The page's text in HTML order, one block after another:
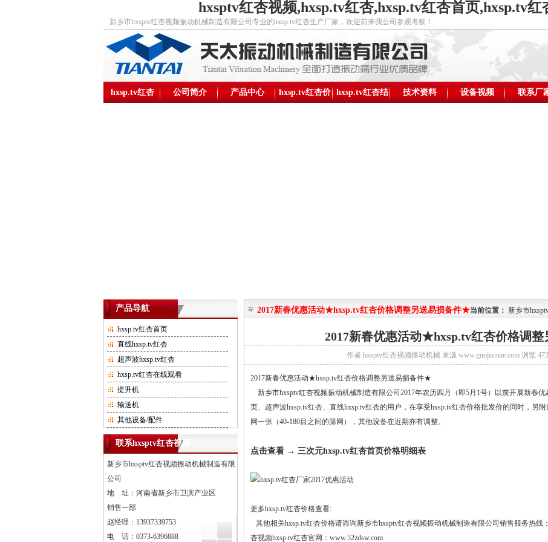
hxsptv红杏视频,hxsp.tv红杏,hxsp.tv红杏首页,hxsp.tv红
新乡市hxsptv红杏视频振动机械制造有限公司专业的hxsp.tv红杏生产厂家，欢迎前来我公司参观考察！
hxsp.tv红杏 公司简介 产品中心 hxsp.tv红杏价 hxsp.tv红杏结 技术资料 设备视频 联系厂
新乡市
产品导航
hxsp.tv红杏首页
直线hxsp.tv红杏
超声波hxsp.tv红杏
hxsp.tv红杏在线观看
提升机
输送机
其他设备/配件
联系hxsptv红杏视频
新乡市hxsptv红杏视频振动机械制造有限
公司
地 址：河南省新乡市卫滨产业区
销售一部
赵经理：13937339753
电 话：0373-6396888
2017新春优惠活动★hxsp.tv红杏价格调整另送易损备件★当前位置： 新乡市
2017新春优惠活动★hxsp.tv红杏价格调
作者 hxsptv红杏视频振动机械 来源 www.guojixinze.com 浏览 472
2017新春优惠活动★hxsp.tv红杏价格调整另送易损备件★
新乡市hxsptv红杏视频振动机械制造有限公司2017年农历四月（即5月1号）以前开展新春优惠
页、 超声波hxsp.tv红杏、 直线hxsp.tv红杏的用户，在享受hxsp.tv红杏价格批发价的同时，另附
网一张（40-180目之间的筛网），其他设备在近期亦有调整。
点击查看 → 三次元hxsp.tv红杏首页价格明细表
更多hxsp.tv红杏价格查看:
其他相关hxsp.tv红杏价格请咨询新乡市hxsptv红杏视频振动机械制造有限公司销售服务热线
杏视频hxsp.tv红杏官网：www.52zdsw.com